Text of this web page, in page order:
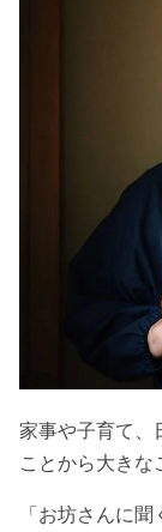
家事や子育て、
ことから大きな
「お坊さんに